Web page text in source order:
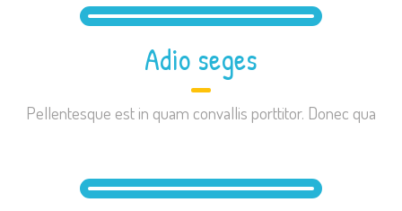
Adio seges
Pellentesque est in quam convallis porttitor. Donec qua